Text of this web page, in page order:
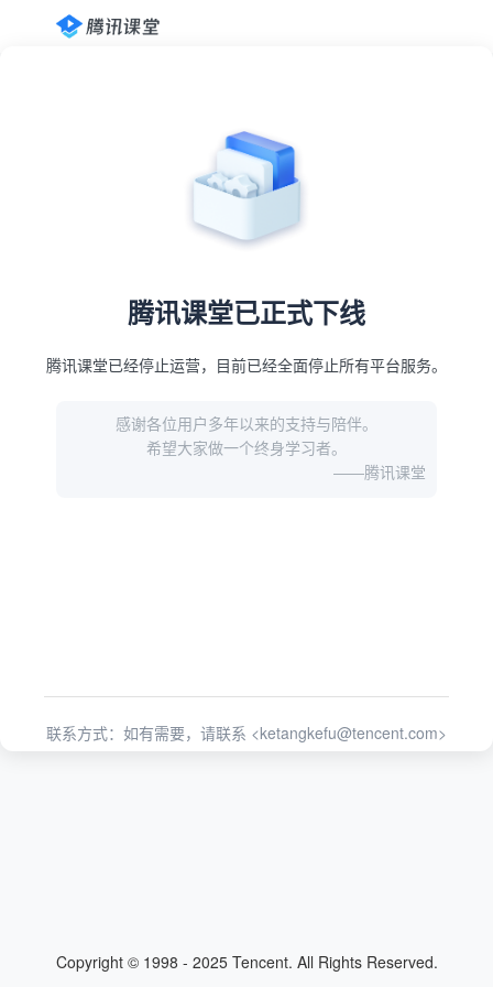
腾讯课堂已正式下线
腾讯课堂已经停止运营，目前已经全面停止所有平台服务。
感谢各位用户多年以来的支持与陪伴。
希望大家做一个终身学习者。
——腾讯课堂
联系方式：如有需要，请联系 <ketangkefu@tencent.com>
Copyright © 1998 - 2025 Tencent. All Rights Reserved.